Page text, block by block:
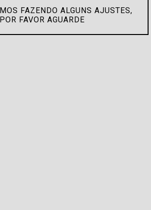
FAZENDO ALGUNS AJUSTES,
POR FAVOR AGUARDE